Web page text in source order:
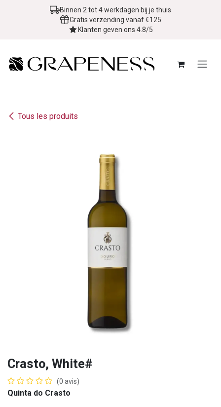
Se rendre au contenuBinnen 2 tot 4 werkdagen bij je thuis
Gratis verzending vanaf €125
Klanten geven ons 4.8/5
Tous les produits
Crasto, White#
(0 avis)
Quinta do Crasto